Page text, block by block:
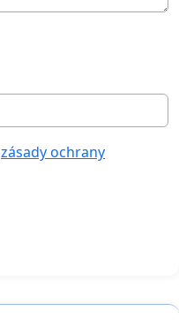
zásady ochrany